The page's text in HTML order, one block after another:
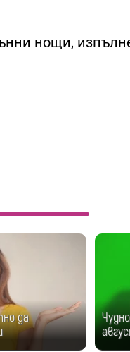
нощи,
да